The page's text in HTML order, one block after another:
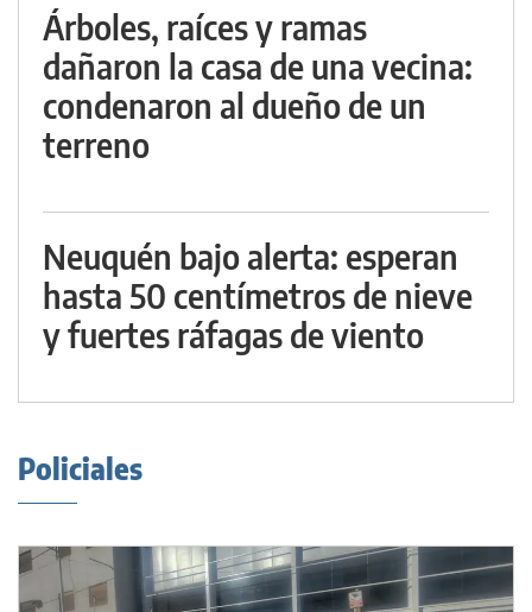
Árboles, raíces y ramas
dañaron la casa de una vecina:
condenaron al dueño de un
terreno
Neuquén bajo alerta: esperan
hasta 50 centímetros de nieve
y fuertes ráfagas de viento
Policiales